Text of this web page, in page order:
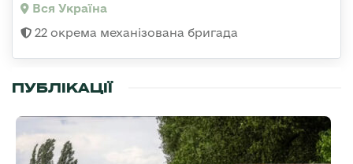
Вся Україна
22 окрема механізована бригада
ПУБЛІКАЦІЇ